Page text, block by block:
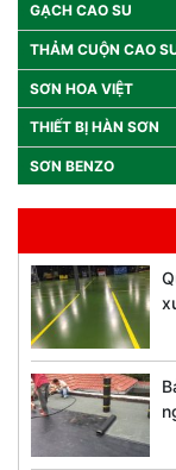
GẠCH CAO SU
THẢM CUỘN CAO
SƠN HOA VIỆT
THIẾT BỊ HÀN SƠN
SƠN BENZO